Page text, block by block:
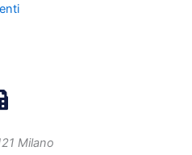
Milano